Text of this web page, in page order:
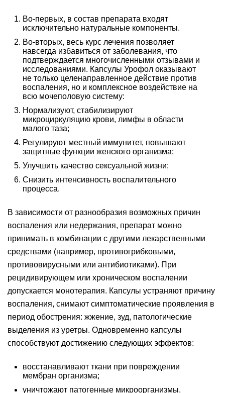
Во-первых, в состав препарата входят
исключительно натуральные компоненты.
Во-вторых, весь курс лечения позволяет
навсегда избавиться от заболевания, что
подтверждается многочисленными отзывами и
исследованиями. Капсулы Урофол оказывают
не только целенаправленное действие против
воспаления, но и комплексное воздействие на
всю мочеполовую систему:
Нормализуют, стабилизируют
микроциркуляцию крови, лимфы в области
малого таза;
Регулируют местный иммунитет, повышают
защитные функции женского организма;
Улучшить качество сексуальной жизни;
Снизить интенсивность воспалительного
процесса.
В зависимости от разнообразия возможных причин
воспаления или недержания, препарат можно
принимать в комбинации с другими лекарственными
средствами (например, противогрибковыми,
противовирусными или антибиотиками). При
рецидивирующем или хроническом воспалении
допускается монотерапия. Капсулы устраняют причину
воспаления, снимают симптоматические проявления в
период обострения: жжение, зуд, патологические
выделения из уретры. Одновременно капсулы
способствуют достижению следующих эффектов:
восстанавливают ткани при повреждении
мембран организма;
уничтожают патогенные микроорганизмы,